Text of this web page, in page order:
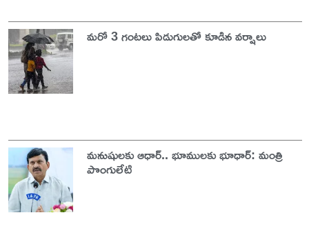
మరో 3 గంటలు పిడుగులతో కూడిన వర్షాలు
మనుషులకు ఆధార్‌.. భూములకు భూధార్‌: మంత్రి
పొంగులేటి